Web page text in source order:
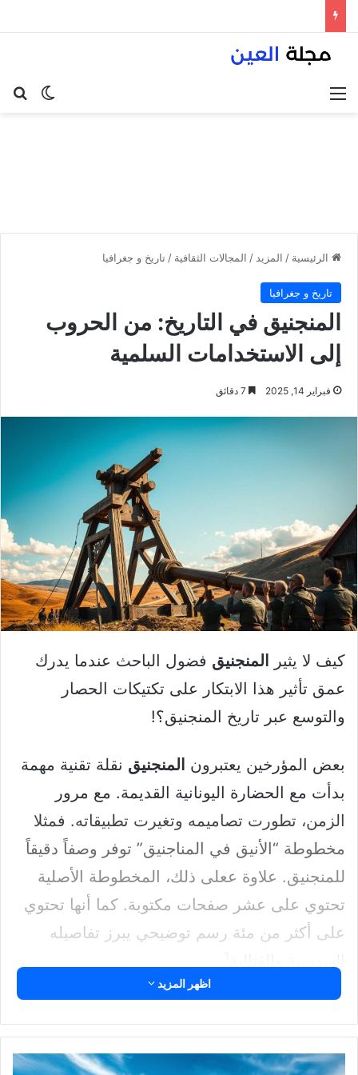
الوضع القائمة
الرئيسية / المزيد / المجالات الثقافية / تاريخ و جغرافيا
تاريخ و جغرافيا
المنجنيق في التاريخ: من الحروب
إلى الاستخدامات السلمية
فبراير 14, 2025
كيف لا يثير المنجنيق فضول الباحث عندما يدرك
عمق تأثير هذا الابتكار على تكتيكات الحصار
والتوسع عبر تاريخ المنجنيق؟!
بعض المؤرخين يعتبرون المنجنيق نقلة تقنية مهمة
بدأت مع الحضارة اليونانية القديمة. مع مرور
الزمن، تطورت تصاميمه وتغيرت تطبيقاته. فمثلا
مخطوطة “الأنيق في المناجنيق” توفر وصفاً دقيقاً
للمنجنيق. علاوة ععلى ذلك، المخطوطة الأصلية
تحتوي على عشر صفحات مكتوبة. كما أنها تحتوي
على أكثر من مئة رسم توضيحي يبرز تفاصيله
اظهر المزيد
الهيدروجين